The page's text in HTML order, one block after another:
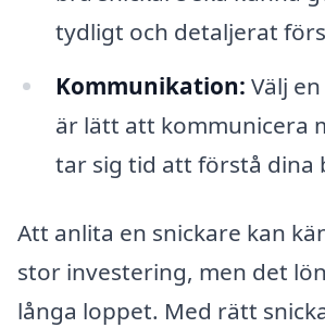
tydligt och detaljerat
Kommunikation: Välj
är lätt att kommunicera
tar sig tid att förstå dina
Att anlita en snickare kan
stor investering, men det
långa loppet. Med rätt